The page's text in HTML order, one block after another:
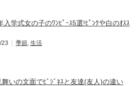
入学式女の子のﾜﾝﾋﾟｰｽ5選!ﾋﾟﾝｸや白のｵｽｽ
23 季節 生活
舞いの文面でﾋﾞｼﾞﾈｽと友達(友人)の違い